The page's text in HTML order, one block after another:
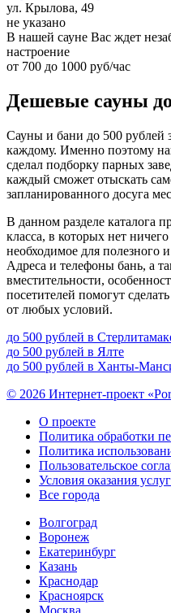
ул. Крылова, 49
не указано
В нашей сауне Вас ждет
настроение
от 700 до 1000 руб/час
Дешевые сауны до
Сауны и бани до 500 рублей
каждому. Именно поэтому
сделал подборку парных
каждый сможет отыскать
запланированного досуга
В данном разделе каталога
класса, в которых нет
необходимое для полезного
Адреса и телефоны бань, а
вместительности,
посетителей помогут
от любых условий.
до 500 рублей в
до 500 рублей в Ялте
до 500 рублей в Ханты-
© 2026 Интернет-проект
О проекте
Политика обработки
Политика
Пользовательское
Условия оказания услуг
Все города
Волгоград
Воронеж
Екатеринбург
Казань
Краснодар
Красноярск
Москва